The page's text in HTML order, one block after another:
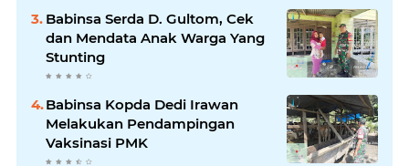
Babinsa Serda D. Gultom, Cek
dan Mendata Anak Warga Yang
Stunting
Babinsa Kopda Dedi Irawan
Melakukan Pendampingan
Vaksinasi PMK